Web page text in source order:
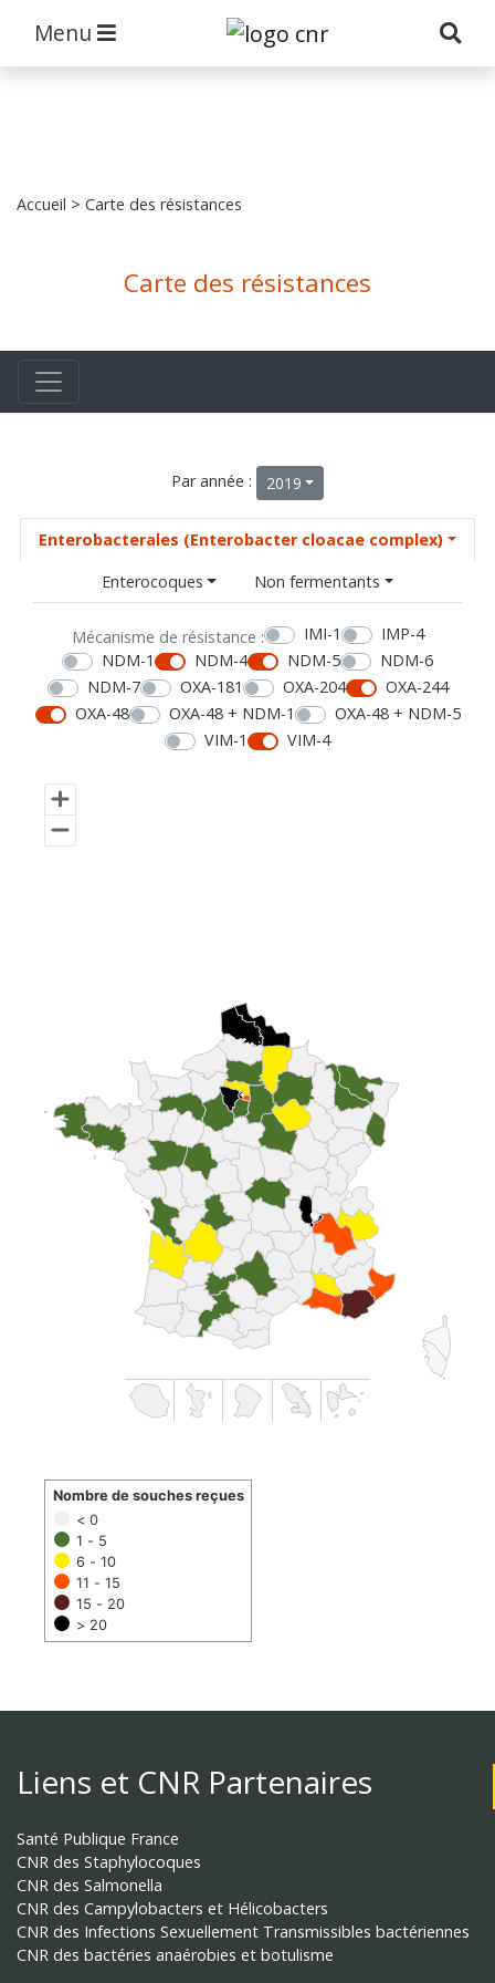
Menu
Accueil > Carte des résistances
Carte des résistances
Par année : 2019
Enterobacterales (Enterobacter cloacae complex)
Enterocoques
Non fermentants
Mécanisme de résistance : IMI-1
IMP-4
NDM-1
NDM-4 NDM-5
NDM-6
NDM-7
OXA-181 OXA-204
OXA-244
OXA-48
OXA-48 + NDM-1
OXA-48 + NDM-5
VIM-1
VIM-4
< 0
1 - 5
6 - 10
11 - 15
15 - 20
> 20
Nombre de souches reçues
Liens et CNR Partenaires
Santé Publique France
CNR des Staphylocoques
CNR des Salmonella
CNR des Campylobacters et Hélicobacters
CNR des Infections Sexuellement Transmissibles bactériennes
CNR des bactéries anaérobies et botulisme